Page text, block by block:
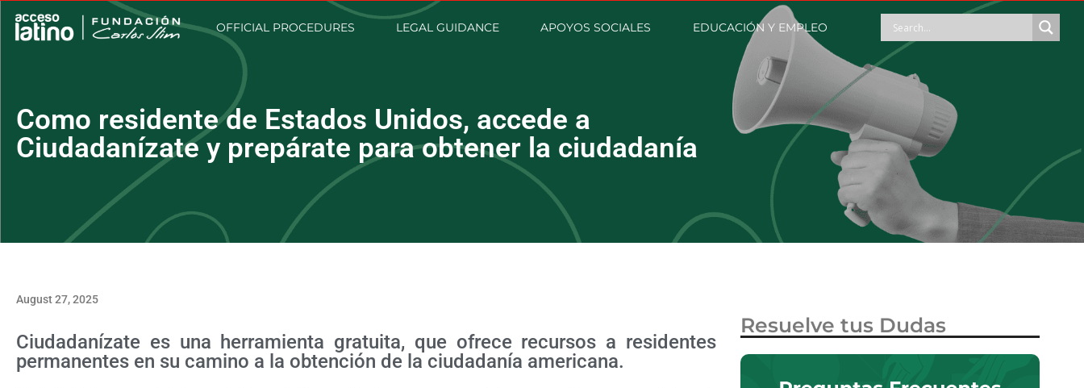
OFFICIAL PROCEDURES LEGAL GUIDANCE APOYOS SOCIALES EDUCACIÓN Y EMPLEO
Como residente de Estados Unidos, accede a
Ciudadanízate y prepárate para obtener la ciudadanía
August 27, 2025
Ciudadanízate es una herramienta gratuita, que ofrece recursos a residentes
permanentes en su camino a la obtención de la ciudadanía americana.
Resuelve tus Dudas